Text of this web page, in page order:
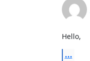
Hello,
...